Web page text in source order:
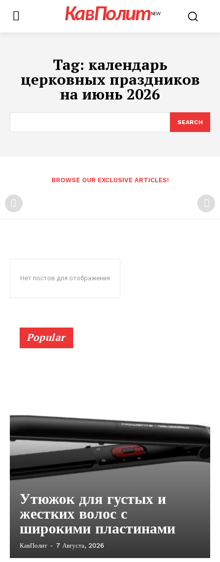
КавПолитNEW
Tag: календарь
церковных праздников
на июнь 2026
SEARCH
BROWSE OUR EXCLUSIVE ARTICLES!
Нет постов для отображения
Popular
Утюжок для густых и
жестких волос с
широкими пластинами
КавПолит - 7 Августа, 2026